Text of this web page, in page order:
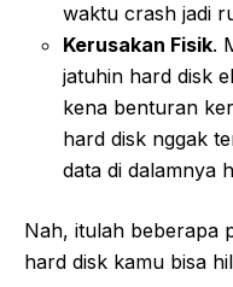
waktu crash jadi
Kerusakan Fisik.
jatuhin hard disk
kena benturan
hard disk nggak
data di dalamnya
Nah, itulah beberapa
hard disk kamu bisa